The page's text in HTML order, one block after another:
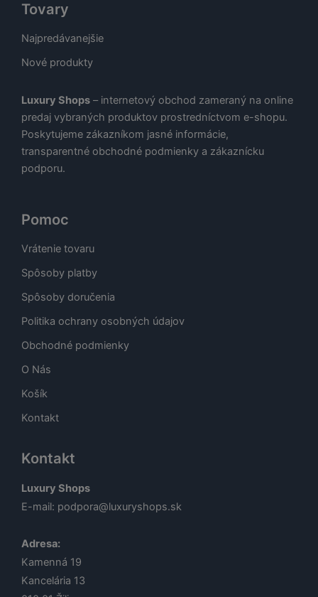
Tovary
Najpredávanejšie
Nové produkty
Luxury Shops – internetový obchod zameraný na online
predaj vybraných produktov prostredníctvom e-shopu.
Poskytujeme zákazníkom jasné informácie,
transparentné obchodné podmienky a zákaznícku
podporu.
Pomoc
Vrátenie tovaru
Spôsoby platby
Spôsoby doručenia
Politika ochrany osobných údajov
Obchodné podmienky
O Nás
Košík
Kontakt
Kontakt
Luxury Shops
E-mail: podpora@luxuryshops.sk
Adresa:
Kamenná 19
Kancelária 13